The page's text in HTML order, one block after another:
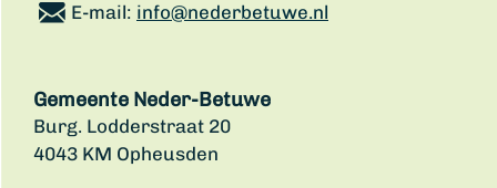
E-mail: info@nederbetuwe.nl
Gemeente Neder-Betuwe
Burg. Lodderstraat 20
4043 KM Opheusden